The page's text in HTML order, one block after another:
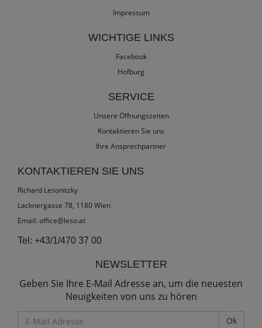
Impressum
WICHTIGE LINKS
Facebook
Hofburg
SERVICE
Unsere Öffnungszeiten
Kontaktieren Sie uns
Ihre Ansprechpartner
KONTAKTIEREN SIE UNS
Richard Lesonitzky
Lacknergasse 78, 1180 Wien
Email: office@leso.at
Tel: +43/1/470 37 00
NEWSLETTER
Geben Sie Ihre E-Mail Adresse an, um die neuesten
Neuigkeiten von uns zu hören